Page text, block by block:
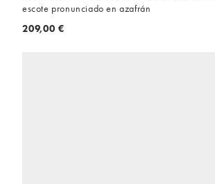
escote pronunciado en azafrán
209,00 €